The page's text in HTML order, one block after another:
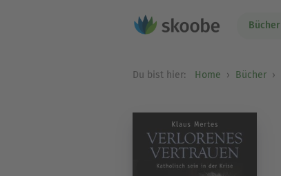
Bücher
Du bist hier: Home Bücher